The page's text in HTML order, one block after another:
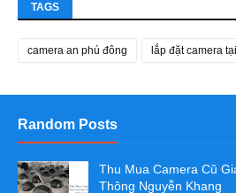
TAGS
camera an phú đông lắp đặt camera
Random Posts
Thu Mua Camera Cũ
Thông Nguyễn Khang